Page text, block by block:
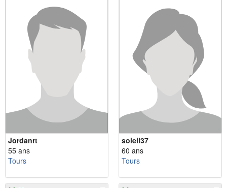
Jordanrt
55 ans
Tours
soleil37
60 ans
Tours